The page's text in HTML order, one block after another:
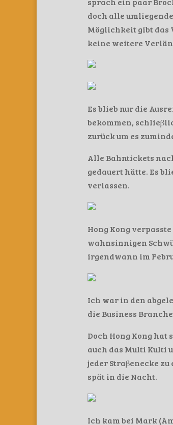
doch alle
Möglichkeit gibt das
keine weitere
Es blieb nur die
bekommen,
zurück um es
Alle Bahntickets
gedauert hätte. Es
verlassen.
Hong Kong
wahnsinnigen
irgendwann im
Ich war in den
die Business
Doch Hong Kong
auch das Multi Kulti
jeder Straβenecke
spät in die Nacht.
Ich kam bei Mark